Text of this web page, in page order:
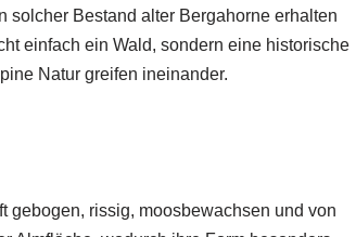
solcher Bestand alter Bergahorne erhalten
einfach ein Wald, sondern eine historische
Natur greifen ineinander.
gebogen, rissig, moosbewachsen und von